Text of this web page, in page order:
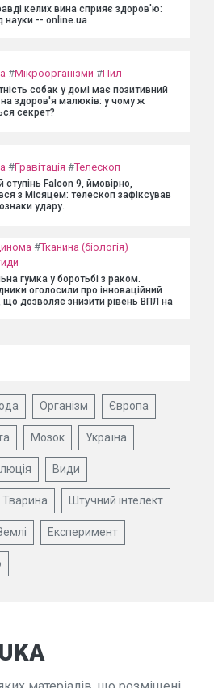
келих вина сприяє здоров'ю:
науки -- online.ua
#Мікроорганізми #Пил
собак у домі має позитивний
здоров'я малюків: у чому ж
секрет?
#Гравітація #Телескоп
ступінь Falcon 9, ймовірно,
з Місяцем: телескоп зафіксував
удару.
#Тканина (біологія)
гумка у боротьбі з раком.
оголосили про інноваційний
що дозволяє знизити рівень ВПЛ на
Організм Європа
Мозок Україна
Види
Тварина Штучний інтелект
Експеримент